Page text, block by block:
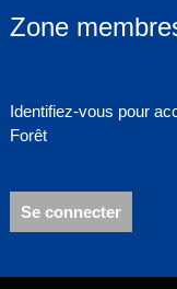
Zone
Identifiez-vous pour
Forêt
Se connecter